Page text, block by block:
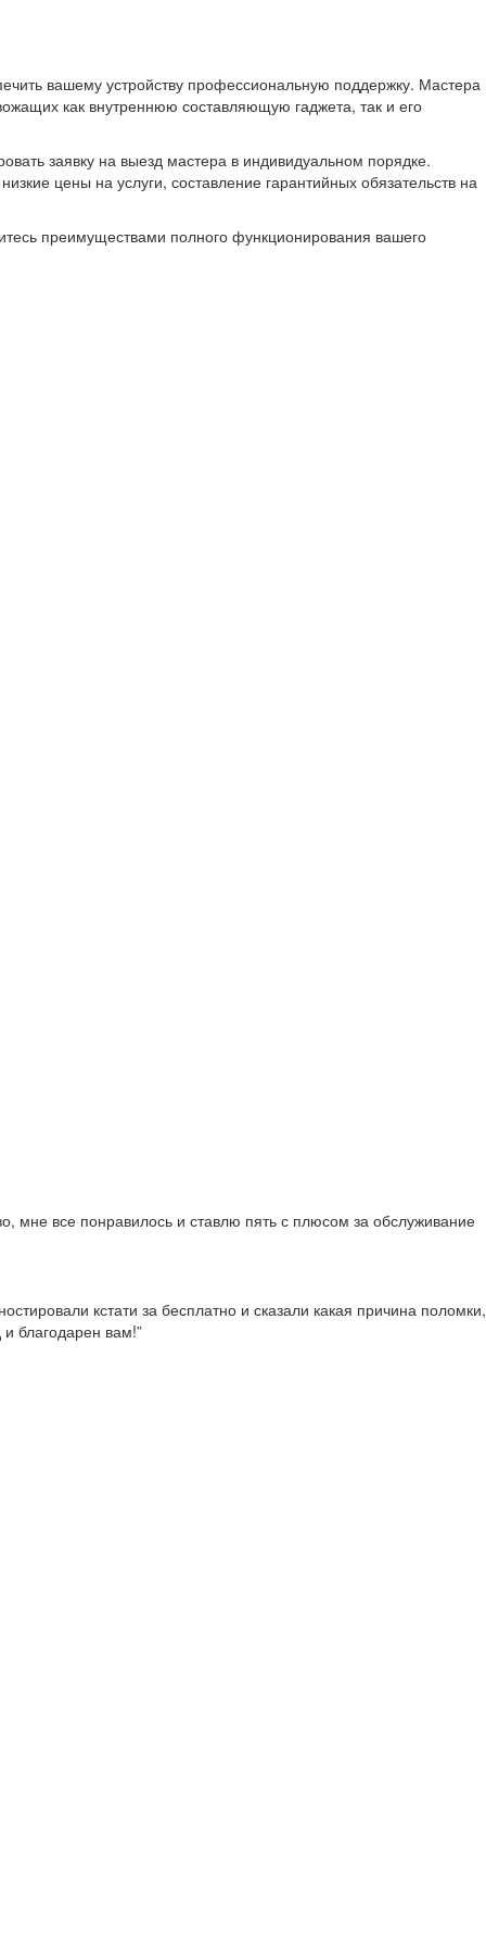
вашему устройству профессиональную поддержку. Мастера
как внутреннюю составляющую гаджета, так и его
заявку на выезд мастера в индивидуальном порядке.
цены на услуги, составление гарантийных обязательств на
преимуществами полного функционирования вашего
мне все понравилось и ставлю пять с плюсом за обслуживание
кстати за бесплатно и сказали какая причина поломки,
благодарен вам!”